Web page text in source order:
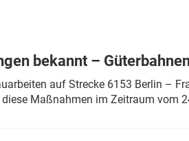
bekannt –
auf Strecke 6153 Berlin –
Maßnahmen im Zeitraum vom